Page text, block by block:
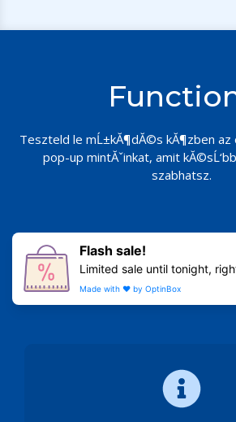
Teszteld le mĹ±kĂ¶dĂ©s kĂ¶zben
pop-up mintĂˇinkat, amit
szabhatsz.
Flash sale!
Limited sale until tonight,
Made with ♥️ by OptinBox